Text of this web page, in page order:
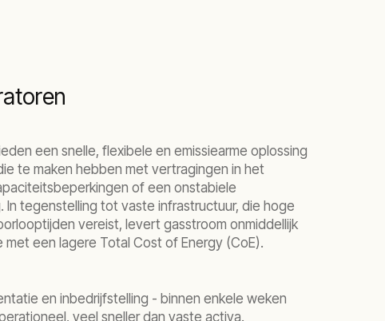
een snelle, flexibele en emissiearme oplossing
te maken hebben met vertragingen in het
of een onstabiele
In tegenstelling tot vaste infrastructuur, die hoge
vereist, levert gasstroom onmiddellijk
met een lagere Total Cost of Energy (CoE).
en inbedrijfstelling - binnen enkele weken
veel sneller dan vaste activa.